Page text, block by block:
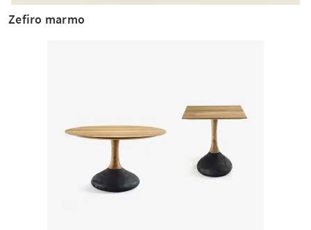
Zefiro marmo